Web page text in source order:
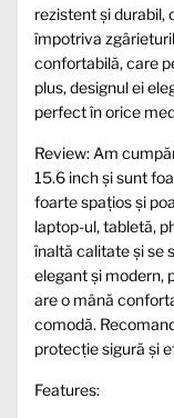
rezistent și durabil,
împotriva
confortabilă, care
plus, designul ei
perfect în orice
Review: Am
15.6 inch și sunt
foarte spațios și
laptop-ul, tabletă,
înaltă calitate și se
elegant și modern,
are o mână
comodă.
protecție sigură și
Features: